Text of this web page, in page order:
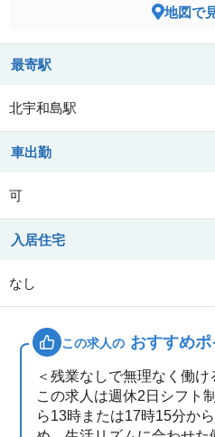
地図で
最寄駅
北宇和島駅
車出勤
可
入居住宅
なし
この求人の おすすめポ
＜残業なしで無理なく働け
この求人は週休2日シフト
ら13時または17時15分か